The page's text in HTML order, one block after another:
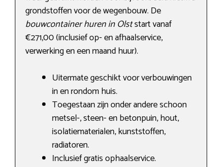
grondstoffen voor de wegenbouw. De
bouwcontainer huren in Olststart vanaf
€271,00 (inclusief op- en afhaalservice,
verwerking en een maand huur).
Uitermate geschikt voor verbouwingen
in en rondom huis.
Toegestaan zijn onder andere schoon
metsel-, steen- en betonpuin, hout,
isolatiematerialen, kunststoffen,
radiatoren.
Inclusief gratis ophaalservice.